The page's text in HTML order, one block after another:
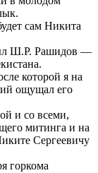
сам Никита
Ш.Р. Рашидов —
которой я на
ощущал его
и со всеми,
митинга и на
Сергеевичу
горкома